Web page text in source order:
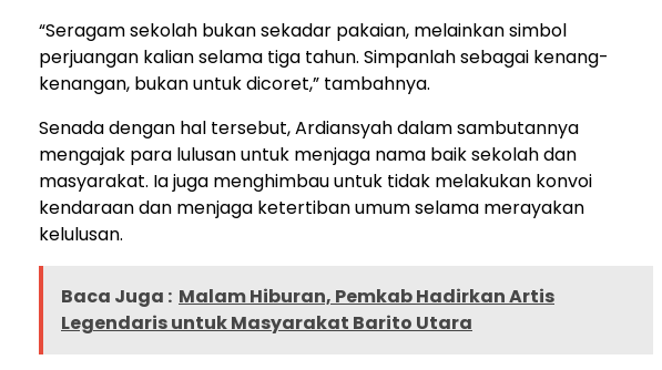
“Seragam sekolah bukan sekadar pakaian, melainkan simbol
perjuangan kalian selama tiga tahun. Simpanlah sebagai kenang-
kenangan, bukan untuk dicoret,” tambahnya.
Senada dengan hal tersebut, Ardiansyah dalam sambutannya
mengajak para lulusan untuk menjaga nama baik sekolah dan
masyarakat. Ia juga menghimbau untuk tidak melakukan konvoi
kendaraan dan menjaga ketertiban umum selama merayakan
kelulusan.
Baca Juga : Malam Hiburan, Pemkab Hadirkan Artis
Legendaris untuk Masyarakat Barito Utara